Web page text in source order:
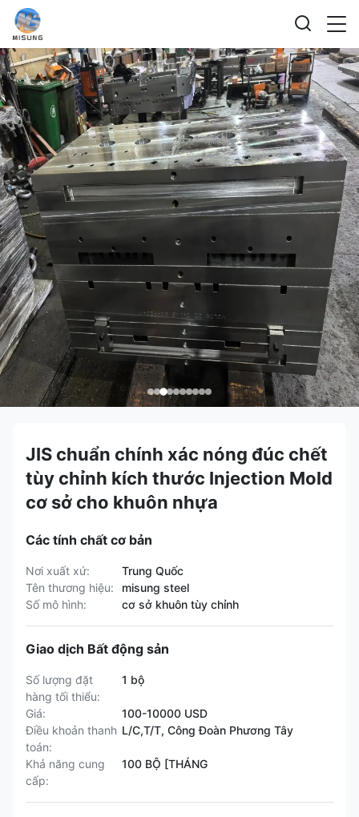
JIS chuẩn chính xác nóng đúc chết
tùy chỉnh kích thước Injection Mold
cơ sở cho khuôn nhựa
Các tính chất cơ bản
Nơi xuất xứ:
Trung Quốc
Tên thương hiệu:
misung steel
Số mô hình:
cơ sở khuôn tùy chỉnh
Giao dịch Bất động sản
Số lượng đặt
hàng tối thiểu:
1 bộ
Giá:
100-10000 USD
Điều khoản thanh
toán:
L/C,T/T, Công Đoàn Phương Tây
Khả năng cung
cấp:
100 BỘ [THÁNG